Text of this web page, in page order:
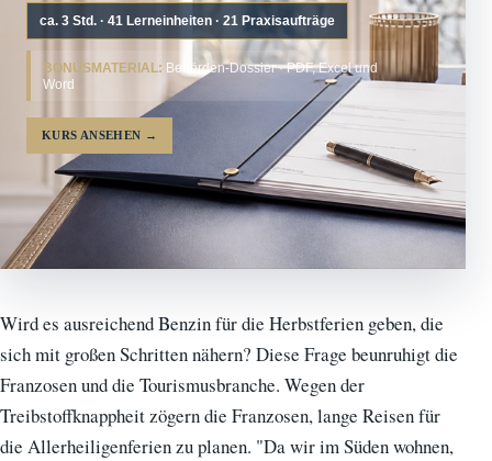
ca. 3 Std. · 41 Lerneinheiten · 21 Praxisaufträge
BONUSMATERIAL: Behörden-Dossier · PDF, Excel und
Word
KURS ANSEHEN →
Wird es ausreichend Benzin für die Herbstferien geben, die
sich mit großen Schritten nähern? Diese Frage beunruhigt die
Franzosen und die Tourismusbranche. Wegen der
Treibstoffknappheit zögern die Franzosen, lange Reisen für
die Allerheiligenferien zu planen. "Da wir im Süden wohnen,